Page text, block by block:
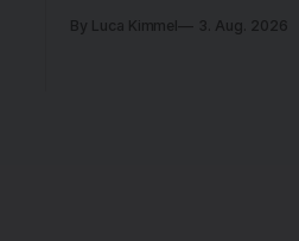
beschäftigt die
By Luca Kimmel 3. Aug. 2026